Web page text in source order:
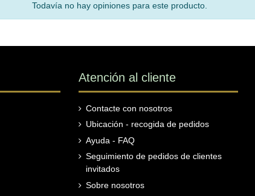
Todavía no hay opiniones para este producto.
Atención al cliente
Contacte con nosotros
Ubicación - recogida de pedidos
Ayuda - FAQ
Seguimiento de pedidos de clientes
invitados
Sobre nosotros